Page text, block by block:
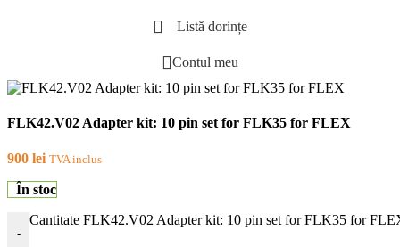
Listă dorințe
Contul meu
FLK42.V02 Adapter kit: 10 pin set for FLK35 for FLEX
900 lei TVA inclus
În stoc
-
Cantitate FLK42.V02 Adapter kit: 10 pin set for FLK35 for